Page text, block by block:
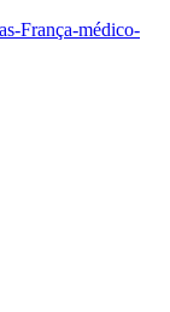
França-médico-